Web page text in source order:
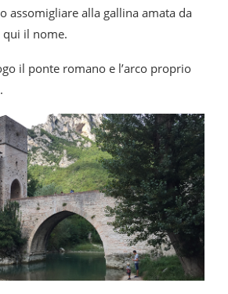
assomigliare alla gallina amata da
qui il nome.
il ponte romano e l’arco proprio